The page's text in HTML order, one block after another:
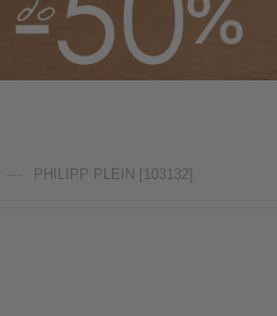
PHILIPP PLEIN [103132]